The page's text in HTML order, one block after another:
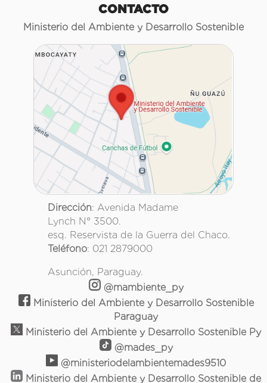
CONTACTO
Ministerio del Ambiente y Desarrollo Sostenible
Dirección: Avenida Madame
Lynch N° 3500.
esq. Reservista de la Guerra del Chaco.
Teléfono: 021 2879000
Asunción, Paraguay.
@mambiente_py
Ministerio del Ambiente y Desarrollo Sostenible
Paraguay
Ministerio del Ambiente y Desarrollo Sostenible Py
@mades_py
@ministeriodelambientemades9510
Ministerio del Ambiente y Desarrollo Sostenible de